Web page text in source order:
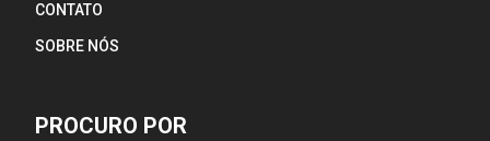
CONTATO
SOBRE NÓS
PROCURO POR